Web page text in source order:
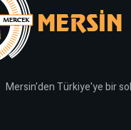
Mersin'den Türkiye'ye bir